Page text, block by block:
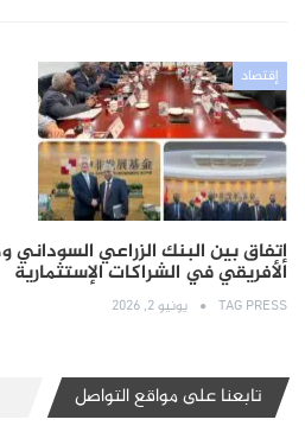
إقتصاد
إتفاق بين البنك الزراعي
الأفريقي في الشراكات الإستثمارية
TAG PRESS يونيو 2, 2026
تابعنا على مواقع التواصل